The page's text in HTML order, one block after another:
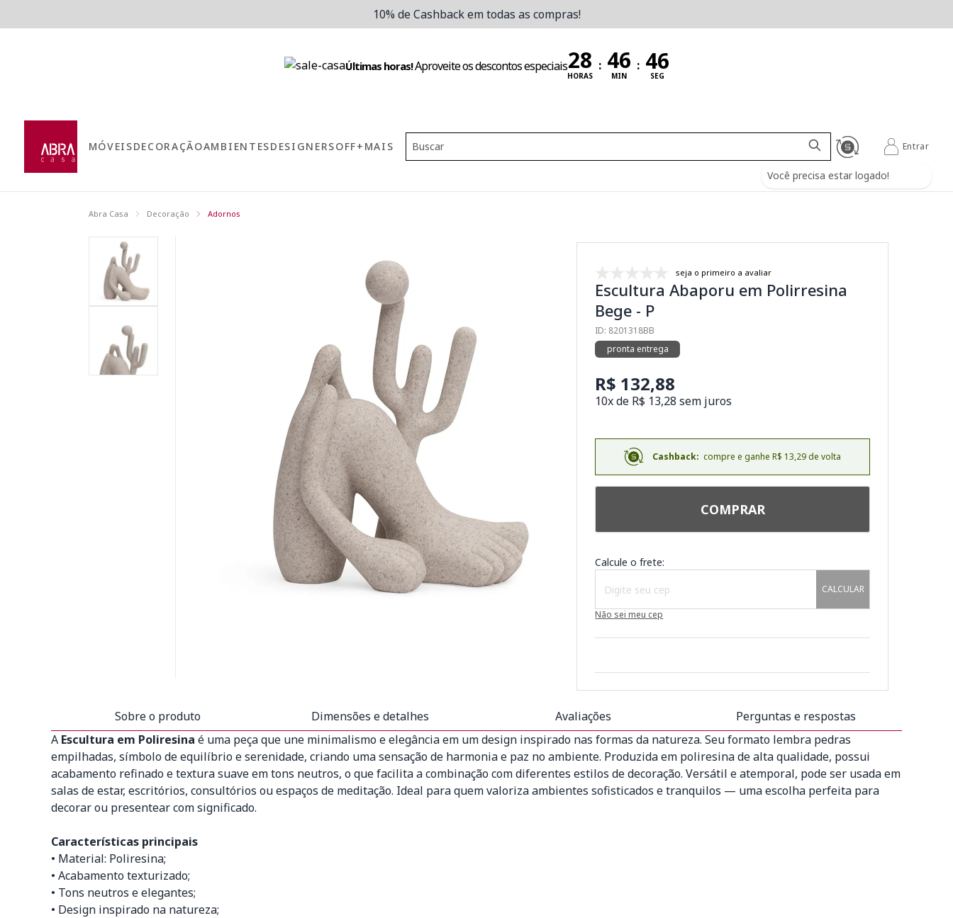
10% de Cashback em todas as compras!
Últimas horas!Aproveite os descontos especiais
HORAS
:
MIN
:
SEG
MÓVEISDECORAÇÃOAMBIENTESDESIGNERSOFF+MAIS
Você precisa estar logado!
Entrar
Abra Casa Decoração Adornos
seja o primeiro a avaliar
Escultura Abaporu em Polirresina
Bege - P
ID: 8201318BB
pronta entrega
R$ 132,88
10x de R$ 13,28 sem juros
Cashback: compre e ganhe R$ 13,29 de volta
COMPRAR
Calcule o frete:
CALCULAR
Não sei meu cep
Sobre o produto Dimensões e detalhes Avaliações
Perguntas e respostas
A Escultura em Poliresina é uma peça que une minimalismo e elegância em um design inspirado nas formas da natureza. Seu formato lembra pedras
empilhadas, símbolo de equilíbrio e serenidade, criando uma sensação de harmonia e paz no ambiente. Produzida em poliresina de alta qualidade, possui
acabamento refinado e textura suave em tons neutros, o que facilita a combinação com diferentes estilos de decoração. Versátil e atemporal, pode ser usada em
salas de estar, escritórios, consultórios ou espaços de meditação. Ideal para quem valoriza ambientes sofisticados e tranquilos — uma escolha perfeita para
decorar ou presentear com significado.
Características principais
• Material: Poliresina;
• Acabamento texturizado;
• Tons neutros e elegantes;
• Design inspirado na natureza;